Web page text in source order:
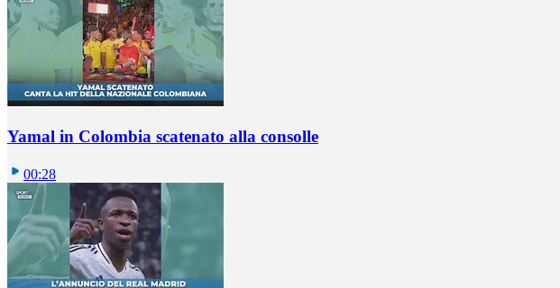
Yamal in Colombia scatenato alla consolle
00:28